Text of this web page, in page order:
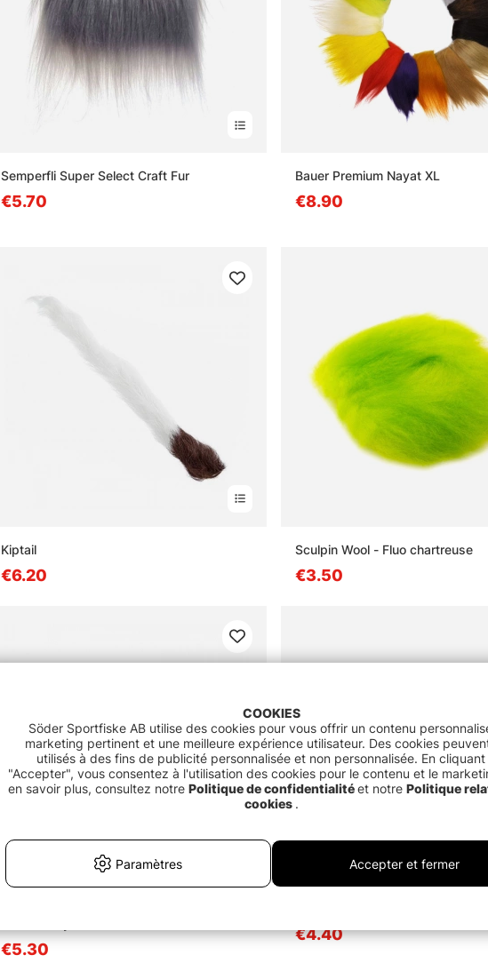
Semperfli Super Select Craft Fur
€5.70
Bauer Premium Nayat XL
€8.90
Kiptail
€6.20
Sculpin Wool - Fluo chartreuse
€3.50
€5.30
€4.40
COOKIES
Söder Sportfiske AB utilise des cookies pour vous offrir un contenu
marketing pertinent et une meilleure expérience utilisateur. Des cookies
utilisés à des fins de publicité personnalisée et non personnalisée. En cliquant
"Accepter", vous consentez à l'utilisation des cookies pour le contenu et le
en savoir plus, consultez notre Politique de confidentialitéet notre Politique
cookies .
Paramètres Accepter et fermer